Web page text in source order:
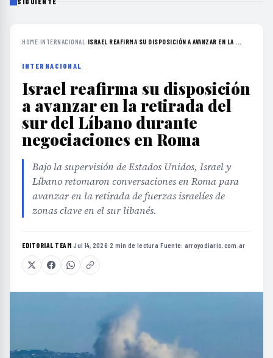
HOME›INTERNACIONAL › ISRAEL REAFIRMA SU DISPOSICIÓN A AVANZAR EN LA ...
INTERNACIONAL
Israel reafirma su disposición
a avanzar en la retirada del
sur del Líbano durante
negociaciones en Roma
Bajo la supervisión de Estados Unidos, Israel y
Líbano retomaron conversaciones en Roma para
avanzar en la retirada de fuerzas israelíes de
zonas clave en el sur libanés.
EDITORIAL TEAM·Jul 14, 2026·2 min de lectura·Fuente: arroyodiario.com.ar